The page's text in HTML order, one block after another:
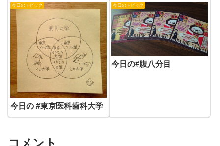
今日のトピック
今日の #東京医科歯科大学
今日のトピック
今日の#腹八分目
コメント